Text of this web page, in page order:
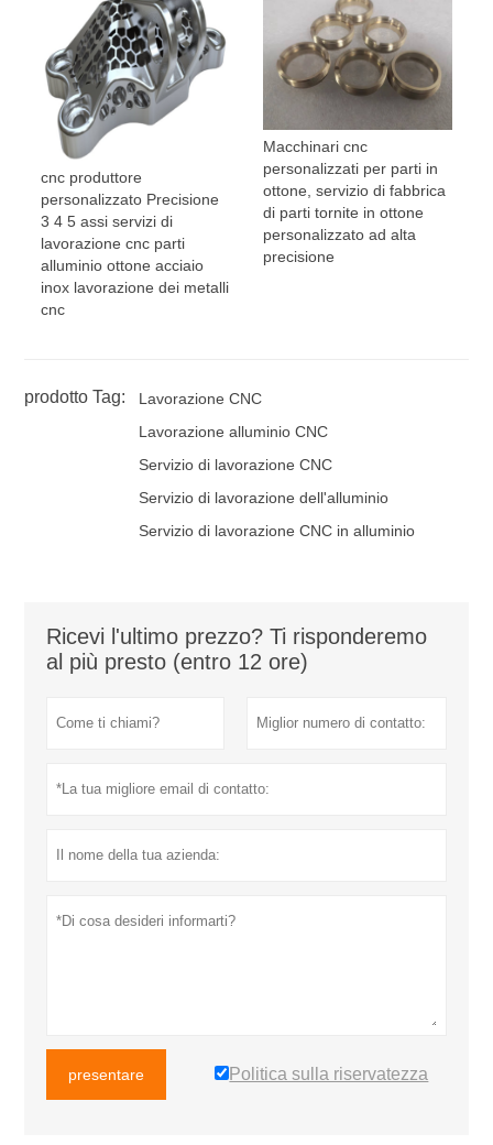
cnc produttore
personalizzato Precisione
3 4 5 assi servizi di
lavorazione cnc parti
alluminio ottone acciaio
inox lavorazione dei metalli
cnc
Macchinari cnc
personalizzati per parti in
ottone, servizio di fabbrica
di parti tornite in ottone
personalizzato ad alta
precisione
prodotto Tag:
Lavorazione CNC
Lavorazione alluminio CNC
Servizio di lavorazione CNC
Servizio di lavorazione dell'alluminio
Servizio di lavorazione CNC in alluminio
Ricevi l'ultimo prezzo? Ti risponderemo
al più presto (entro 12 ore)
presentare Politica sulla riservatezza